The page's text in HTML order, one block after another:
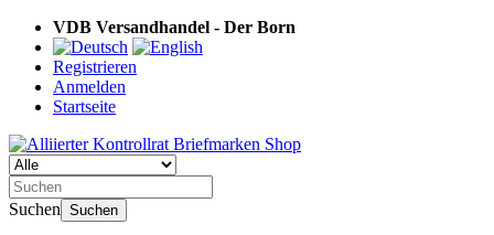
VDB Versandhandel - Der Born
Registrieren
Anmelden
Startseite
Suchen Suchen